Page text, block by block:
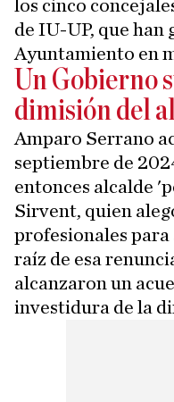
los cinco
de IU-UP, que han
Ayuntamiento en
Un Gobierno
dimisión del
Amparo Serrano
septiembre de
entonces alcalde
Sirvent, quien
profesionales para
raíz de esa
alcanzaron un
investidura de la